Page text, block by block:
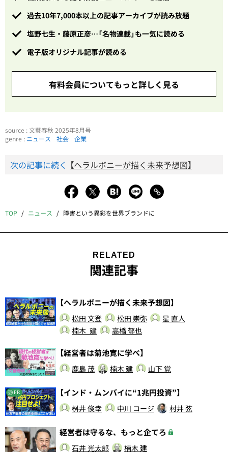
過去10年7,000本以上の記事アーカイブが読み放題
塩野七生・藤原正彦…「名物連載」も一気に読める
電子版オリジナル記事が読める
有料会員についてもっと詳しく見る
source : 文藝春秋 2025年8月号
genre : ニュース 社会 企業
次の記事に続く 【ヘラルボニーが描く未来予想図】
TOP ニュース 障害という異彩を世界ブランドに
RELATED
関連記事
【ヘラルボニーが描く未来予想図】
松田 文登 松田 崇弥
星 直人
楠木 建
高橋 郁也
【経営者は菊池寛に学べ】
鹿島 茂 楠木 建 山下 覚
PR 【インド・ムンバイに“1兆円投資”】
桝井 俊幸 中川 コージ 村井 弦
経営者は守るな、もっと企てろ
石井 光太郎 楠木 建